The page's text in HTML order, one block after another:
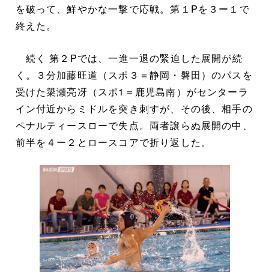
を破って、鮮やかな一撃で応戦。第１Pを３ー１で
終えた。
続く 第２Pでは、一進一退の緊迫した展開が続
く。３分加藤旺道（スポ３＝静岡・磐田）のパスを
受けた簗瀬亮冴（スポ1＝鹿児島南）がセンターラ
イン付近からミドルを突き刺すが、その後、相手の
ペナルティースローで失点。両者譲らぬ展開の中、
前半を４ー２とロースコアで折り返した。